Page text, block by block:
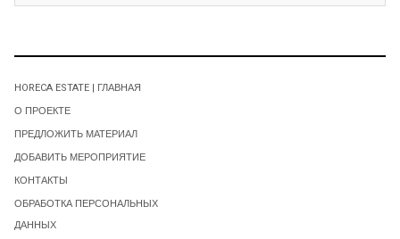
HORECA ESTATE | ГЛАВНАЯ
О ПРОЕКТЕ
ПРЕДЛОЖИТЬ МАТЕРИАЛ
ДОБАВИТЬ МЕРОПРИЯТИЕ
КОНТАКТЫ
ОБРАБОТКА ПЕРСОНАЛЬНЫХ
ДАННЫХ